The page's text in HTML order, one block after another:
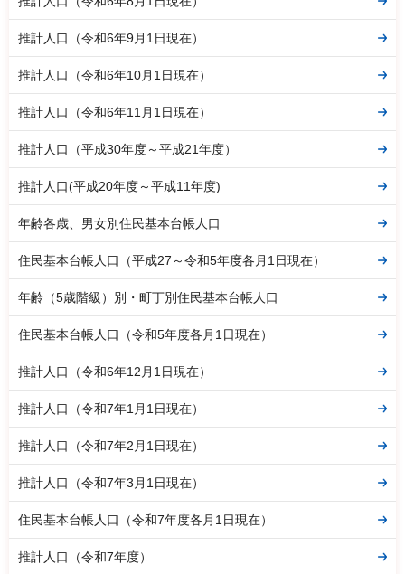
推計人口（令和6年9月1日現在）
推計人口（令和6年10月1日現在）
推計人口（令和6年11月1日現在）
推計人口（平成30年度～平成21年度）
推計人口(平成20年度～平成11年度)
年齢各歳、男女別住民基本台帳人口
住民基本台帳人口（平成27～令和5年度各月1日現在）
年齢（5歳階級）別・町丁別住民基本台帳人口
住民基本台帳人口（令和5年度各月1日現在）
推計人口（令和6年12月1日現在）
推計人口（令和7年1月1日現在）
推計人口（令和7年2月1日現在）
推計人口（令和7年3月1日現在）
住民基本台帳人口（令和7年度各月1日現在）
推計人口（令和7年度）